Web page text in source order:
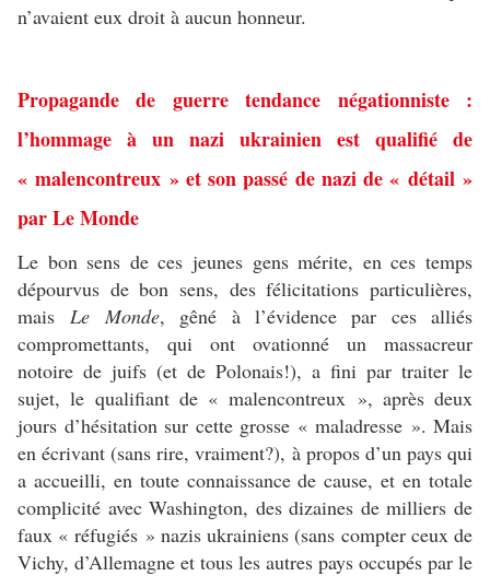
n’avaient eux droit à aucun honneur.
Propagande de guerre tendance négationniste :
l’hommage à un nazi ukrainien est qualifié de
« malencontreux » et son passé de nazi de « détail »
par Le Monde
Le bon sens de ces jeunes gens mérite, en ces temps
dépourvus de bon sens, des félicitations particulières,
maisLe Monde, gêné à l’évidence par ces alliés
compromettants, qui ont ovationné un massacreur
notoire de juifs (et de Polonais!), a fini par traiter le
sujet, le qualifiant de « malencontreux », après deux
jours d’hésitation sur cette grosse « maladresse ». Mais
en écrivant (sans rire, vraiment?), à propos d’un pays qui
a accueilli, en toute connaissance de cause, et en totale
complicité avec Washington, des dizaines de milliers de
faux « réfugiés » nazis ukrainiens (sans compter ceux de
Vichy, d’Allemagne et tous les autres pays occupés par le